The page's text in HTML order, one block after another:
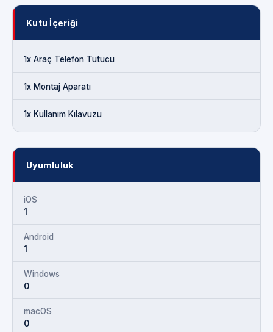
Kutu İçeriği
1x Araç Telefon Tutucu
1x Montaj Aparatı
1x Kullanım Kılavuzu
Uyumluluk
iOS
1
Android
1
Windows
0
macOS
0